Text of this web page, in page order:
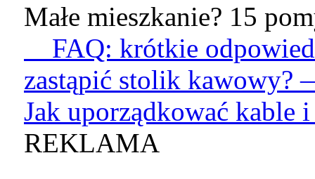
Małe mieszkanie? 15
FAQ: krótkie
zastąpić stolik
Jak uporządkować kable
REKLAMA